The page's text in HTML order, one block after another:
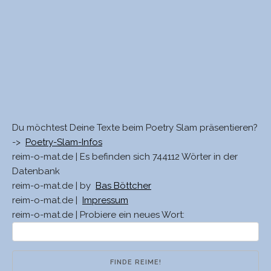
Du möchtest Deine Texte beim Poetry Slam präsentieren?
-> Poetry-Slam-Infos
reim-o-mat.de | Es befinden sich 744112 Wörter in der
Datenbank
reim-o-mat.de | by Bas Böttcher
reim-o-mat.de |
Impressum
reim-o-mat.de | Probiere ein neues Wort: